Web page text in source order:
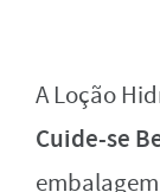
A Loção
Cuide-se